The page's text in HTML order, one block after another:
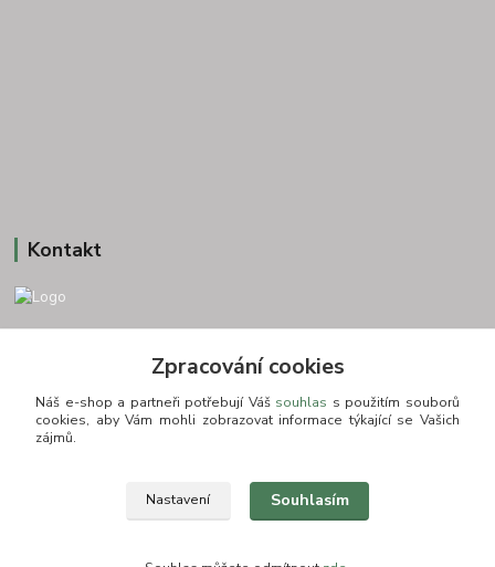
Kontakt
+420 775693830
Otevírací doba: PO-PÁ: 9:00-16:00 NUTNÁ REZERVACE
info@zkusnositko.cz
© Copyright 2015-2026 ZkusNositko.cz
Zpracování cookies
Náš e-shop a partneři potřebují Váš souhlas s použitím souborů
cookies, aby Vám mohli zobrazovat informace týkající se Vašich
zájmů.
Nastavení Souhlasím